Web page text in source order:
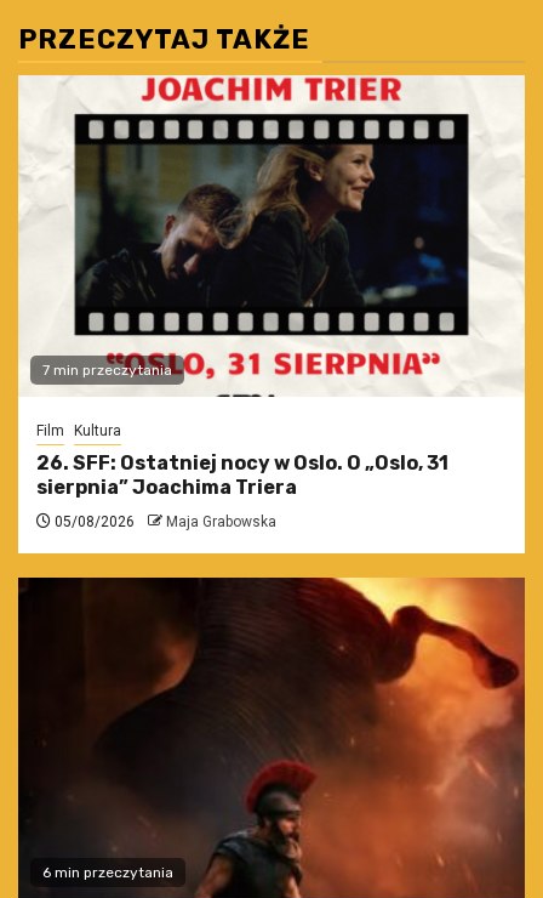
PRZECZYTAJ TAKŻE
7 min przeczytania
Film Kultura
26. SFF: Ostatniej nocy w Oslo. O „Oslo, 31
sierpnia” Joachima Triera
05/08/2026 Maja Grabowska
6 min przeczytania